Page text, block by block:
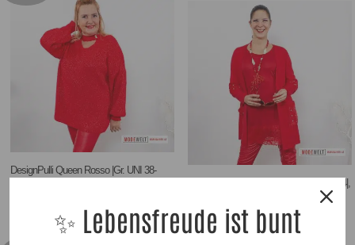
DesignPulli Queen Rosso |Gr. UNI 38-
DesignWeste Pearl Rosso |Gr. UNI 36-44|,
55,90
✨ Lebensfreude ist bunt